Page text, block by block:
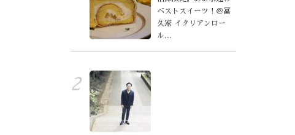
ベストスイーツ！＠冨
久家 イタリアンロー
ル...